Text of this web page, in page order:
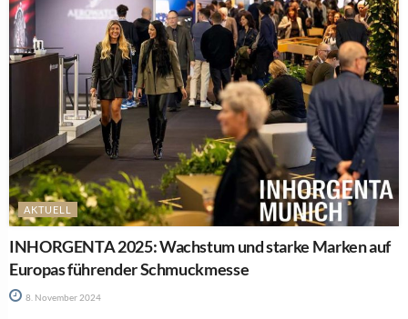
AKTUELL
INHORGENTA 2025: Wachstum und starke Marken auf
Europas führender Schmuckmesse
8. November 2024